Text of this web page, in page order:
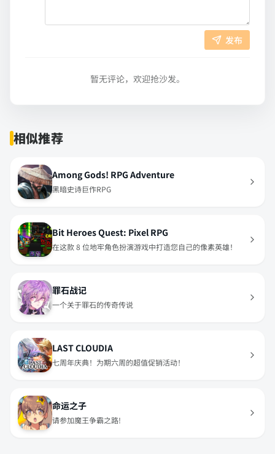
发布
暂无评论，欢迎抢沙发。
相似推荐
Among Gods! RPG Adventure
黑暗史诗巨作RPG
Bit Heroes Quest: Pixel RPG
在这款 8 位地牢角色扮演游戏中打造您自己的像素英雄！
罪石战记
一个关于罪石的传奇传说
LAST CLOUDIA
七周年庆典！为期六周的超值促销活动！
命运之子
请参加魔王争霸之路!